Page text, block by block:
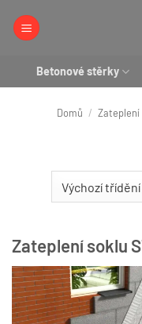
Betonové stěrky
Domů / Zateplení
Zateplení soklu